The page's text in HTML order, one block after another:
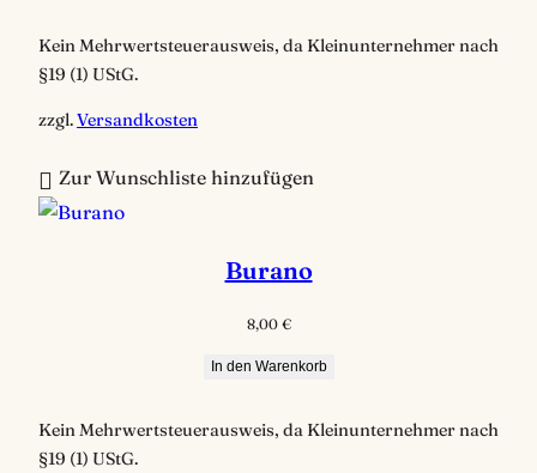
e
r
t
Kein Mehrwertsteuerausweis, da Kleinunternehmer nach
§19 (1) UStG.
zzgl.Versandkosten
Zur Wunschliste hinzufügen
Burano
8,00 €
In den Warenkorb
Kein Mehrwertsteuerausweis, da Kleinunternehmer nach
§19 (1) UStG.